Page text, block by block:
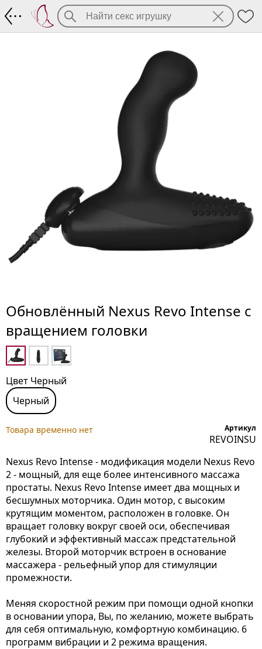
Обновлённый Nexus Revo Intense с
вращением головки
Цвет Черный
Черный
Товара временно нет Артикул
REVOINSU
Nexus Revo Intense - модификация модели Nexus Revo
2 - мощный, для еще более интенсивного массажа
простаты. Nexus Revo Intense имеет два мощных и
бесшумных моторчика. Один мотор, с высоким
крутящим моментом, расположен в головке. Он
вращает головку вокруг своей оси, обеспечивая
глубокий и эффективный массаж предстательной
железы. Второй моторчик встроен в основание
массажера - рельефный упор для стимуляции
промежности.
Меняя скоростной режим при помощи одной кнопки
в основании упора, Вы, по желанию, можете выбрать
для себя оптимальную, комфортную комбинацию. 6
программ вибрации и 2 режима вращения.
Обновлённый Nexus Revo Intense с